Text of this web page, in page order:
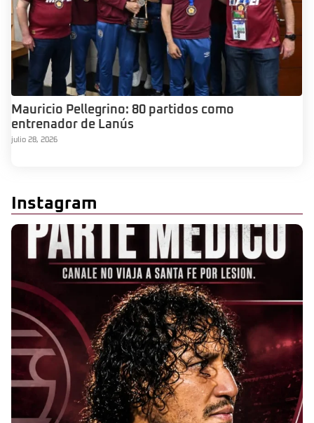
Mauricio Pellegrino: 80 partidos como
entrenador de Lanús
julio 28, 2026
Instagram